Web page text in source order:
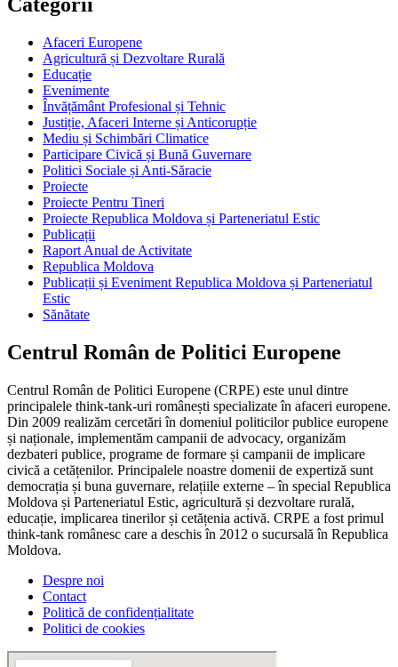
Categorii
Afaceri Europene
Agricultură și Dezvoltare Rurală
Educație
Evenimente
Învățământ Profesional și Tehnic
Justiție, Afaceri Interne și Anticorupție
Mediu și Schimbări Climatice
Participare Civică și Bună Guvernare
Politici Sociale și Anti-Săracie
Proiecte
Proiecte Pentru Tineri
Proiecte Republica Moldova și Parteneriatul Estic
Publicații
Raport Anual de Activitate
Republica Moldova
Publicații și Eveniment Republica Moldova și Parteneriatul
Estic
Sănătate
Centrul Român de Politici Europene
Centrul Român de Politici Europene (CRPE) este unul dintre
principalele think-tank-uri românești specializate în afaceri europene.
Din 2009 realizăm cercetări în domeniul politicilor publice europene
și naționale, implementăm campanii de advocacy, organizăm
dezbateri publice, programe de formare și campanii de implicare
civică a cetățenilor. Principalele noastre domenii de expertiză sunt
democrația și buna guvernare, relațiile externe – în special Republica
Moldova și Parteneriatul Estic, agricultură și dezvoltare rurală,
educație, implicarea tinerilor și cetățenia activă. CRPE a fost primul
think-tank românesc care a deschis în 2012 o sucursală în Republica
Moldova.
Despre noi
Contact
Politică de confidențialitate
Politici de cookies